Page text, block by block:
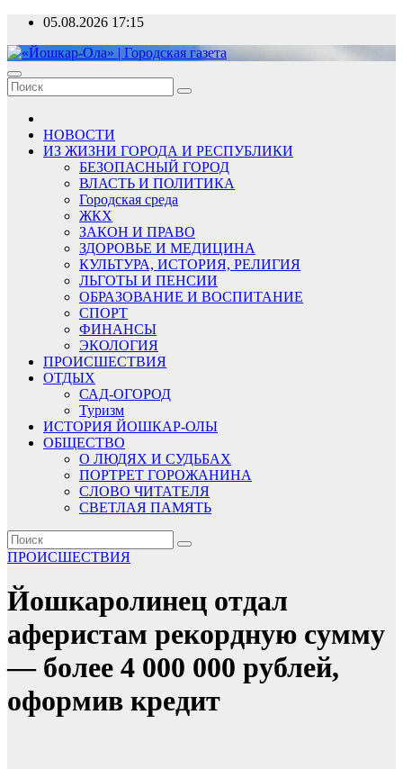
Перейти
содержимому
05.08.2026 17:15
«Йошкар-Ола» | Городская газета
Новости, события, люди
НОВОСТИ
ИЗ ЖИЗНИ ГОРОДА И РЕСПУБЛИКИ
БЕЗОПАСНЫЙ ГОРОД
ВЛАСТЬ И ПОЛИТИКА
Городская среда
ЖКХ
ЗАКОН И ПРАВО
ЗДОРОВЬЕ И МЕДИЦИНА
КУЛЬТУРА, ИСТОРИЯ, РЕЛИГИЯ
ЛЬГОТЫ И ПЕНСИИ
ОБРАЗОВАНИЕ И ВОСПИТАНИЕ
СПОРТ
ФИНАНСЫ
ЭКОЛОГИЯ
ПРОИСШЕСТВИЯ
ОТДЫХ
САД-ОГОРОД
Туризм
ИСТОРИЯ ЙОШКАР-ОЛЫ
ОБЩЕСТВО
О ЛЮДЯХ И СУДЬБАХ
ПОРТРЕТ ГОРОЖАНИНА
СЛОВО ЧИТАТЕЛЯ
СВЕТЛАЯ ПАМЯТЬ
ПРОИСШЕСТВИЯ
Йошкаролинец отдал
аферистам рекордную сумму
— более 4 000 000 рублей,
оформив кредит